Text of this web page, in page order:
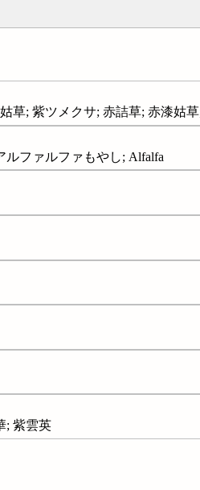
草; 紫ツメクサ; 赤詰草; 赤漆姑
ファルファもやし; Alfalfa
; 紫雲英